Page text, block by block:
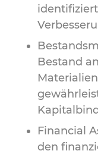
Bestand
Financial
den